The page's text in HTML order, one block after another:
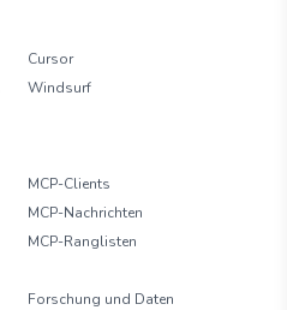
Cursor
Windsurf
MCP-Clients
MCP-Nachrichten
MCP-Ranglisten
Forschung und Daten